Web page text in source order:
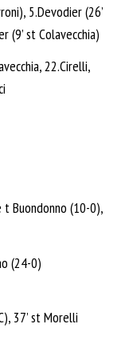
5.Devodier (26’
(9’ st Colavecchia)
22.Cirelli,
t Buondonno (10-0),
(24-0)
37’ st Morelli